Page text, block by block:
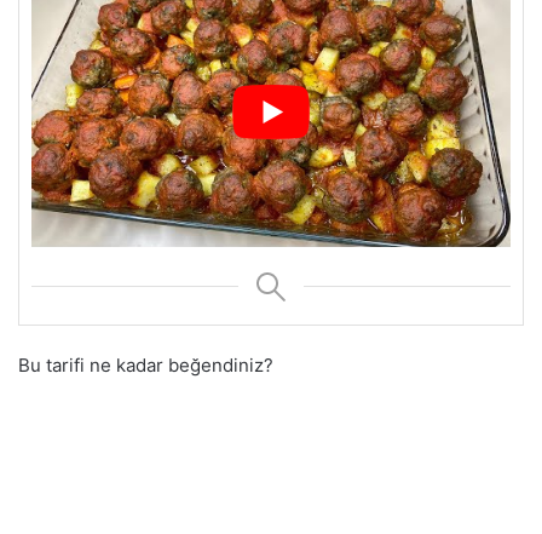
Bu tarifi ne kadar beğendiniz?